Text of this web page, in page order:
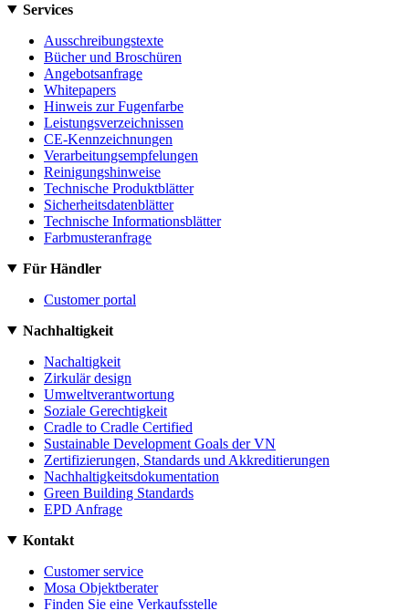
Services
Ausschreibungstexte
Bücher und Broschüren
Angebotsanfrage
Whitepapers
Hinweis zur Fugenfarbe
Leistungsverzeichnissen
CE-Kennzeichnungen
Verarbeitungsempfelungen
Reinigungshinweise
Technische Produktblätter
Sicherheitsdatenblätter
Technische Informationsblätter
Farbmusteranfrage
Für Händler
Customer portal
Nachhaltigkeit
Nachaltigkeit
Zirkulär design
Umweltverantwortung
Soziale Gerechtigkeit
Cradle to Cradle Certified
Sustainable Development Goals der VN
Zertifizierungen, Standards und Akkreditierungen
Nachhaltigkeitsdokumentation
Green Building Standards
EPD Anfrage
Kontakt
Customer service
Mosa Objektberater
Finden Sie eine Verkaufsstelle